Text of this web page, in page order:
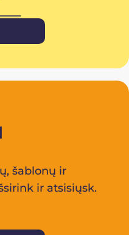
šablonų ir
ir atsisiųsk.